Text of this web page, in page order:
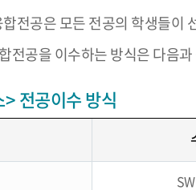
전공은 모든 전공의 학생들이
전공을 이수하는 방식은 다음
전공이수 방식